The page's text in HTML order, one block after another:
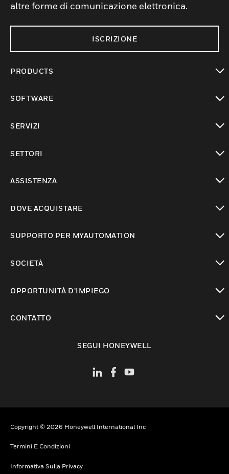
altre forme di comunicazione elettronica.
ISCRIZIONE
PRODUCTS
SOFTWARE
SERVIZI
SETTORI
ASSISTENZA
DOVE ACQUISTARE
SUPPORTO PER MYAUTOMATION
SOCIETÀ
OPPORTUNITÀ D’IMPIEGO
CONTATTO
SEGUI HONEYWELL
Copyright © 2026 Honeywell International Inc
Termini E Condizioni
Informativa Sulla Privacy